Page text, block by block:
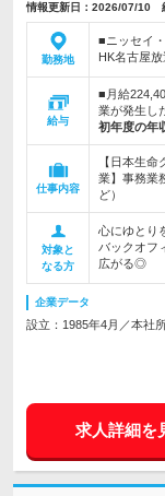
情報更新日：2026/07/10
勤務地
■ニッセイ
HK名古屋
給与
■月給
業が発生し
初年度の年
仕事内容
【日本生
業】事務業
ど）
対象と
なる方
心にゆとり
バックオフ
広がる◎
企業データ
設立：1985年4月／本社
求人詳細を